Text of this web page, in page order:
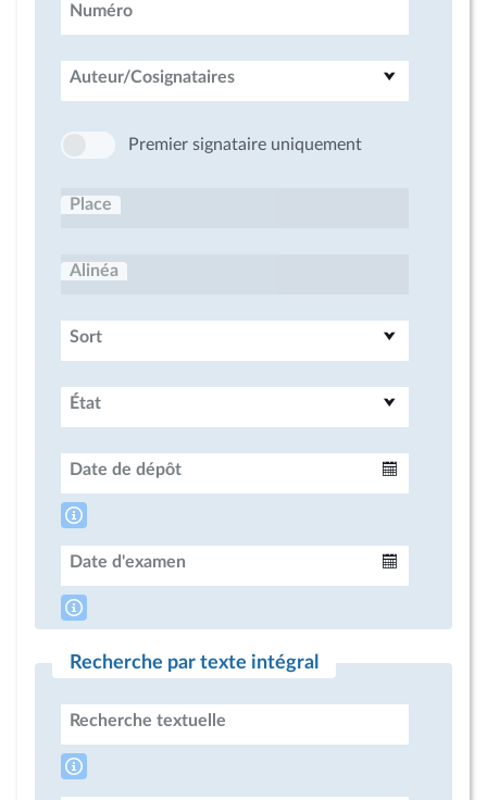
Numéro
Auteur/Cosignataires
Premier signataire uniquement
Place
Alinéa
Sort
État
Date de dépôt
Date d'examen
Recherche par texte intégral
Recherche textuelle